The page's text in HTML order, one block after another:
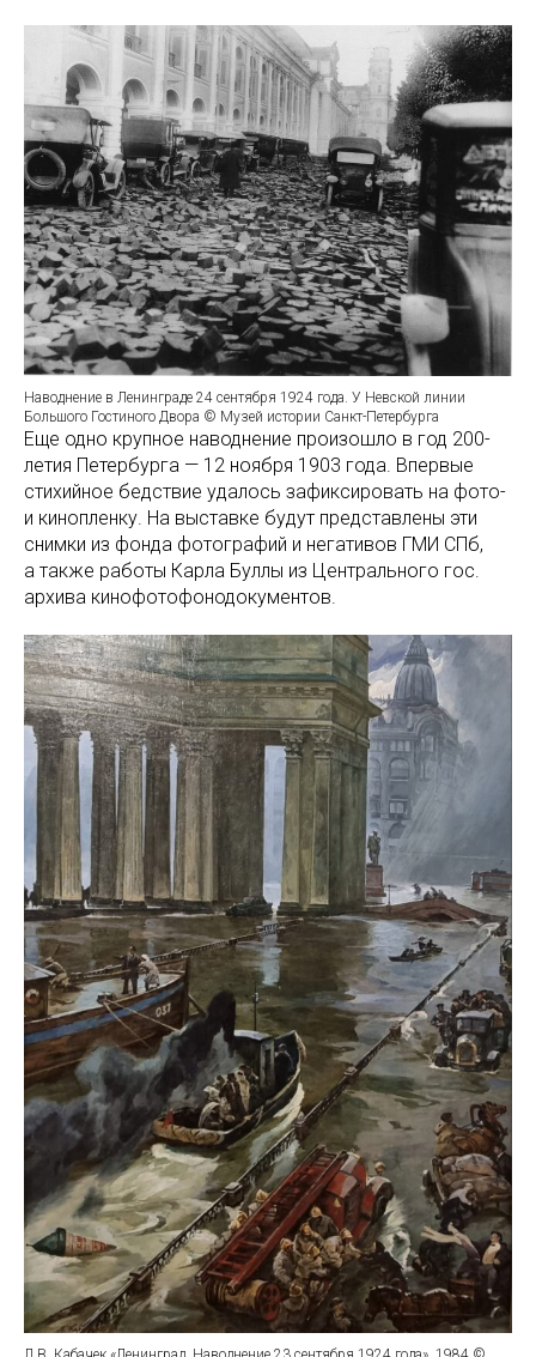
Наводнение в Ленинграде 24 сентября 1924 года. У Невской линии
Большого Гостиного Двора © Музей истории Санкт-Петербурга
Еще одно крупное наводнение произошло в год 200-
летия Петербурга — 12 ноября 1903 года. Впервые
стихийное бедствие удалось зафиксировать на фото-
и кинопленку. На выставке будут представлены эти
снимки из фонда фотографий и негативов ГМИ СПб,
а также работы Карла Буллы из Центрального гос.
архива кинофотофонодокументов.